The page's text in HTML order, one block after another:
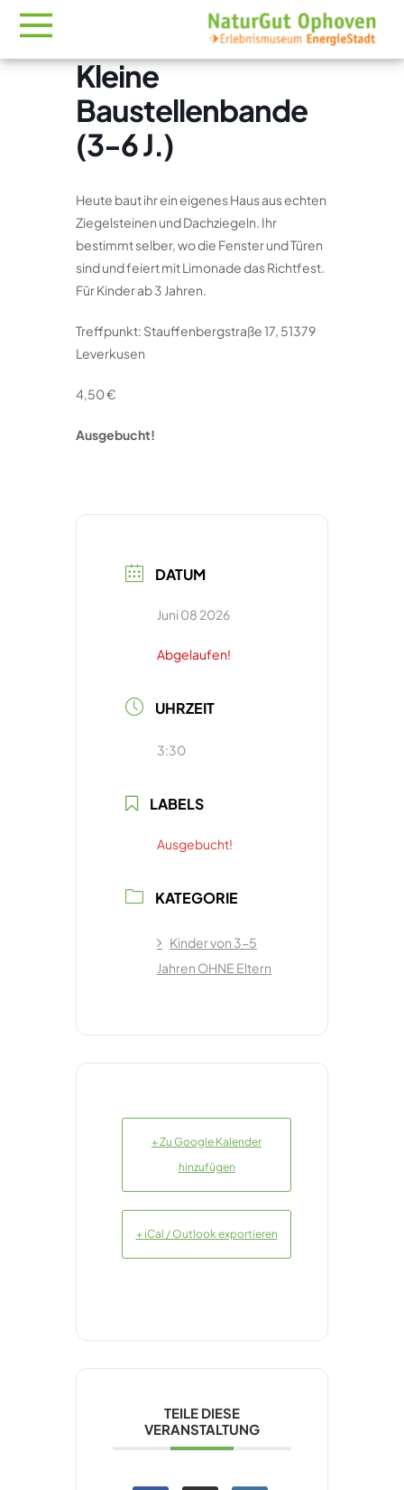
Kleine
Baustellenbande
(3-6 J.)
Heute baut ihr ein eigenes Haus aus echten
Ziegelsteinen und Dachziegeln. Ihr
bestimmt selber, wo die Fenster und Türen
sind und feiert mit Limonade das Richtfest.
Für Kinder ab 3 Jahren.
Treffpunkt: Stauffenbergstraße 17, 51379
Leverkusen
4,50 €
Ausgebucht!
DATUM
Juni 08 2026
Abgelaufen!
UHRZEIT
3:30
LABELS
Ausgebucht!
KATEGORIE
Kinder von 3-5
Jahren OHNE Eltern
+ Zu Google Kalender
hinzufügen
+ iCal / Outlook exportieren
TEILE DIESE
VERANSTALTUNG